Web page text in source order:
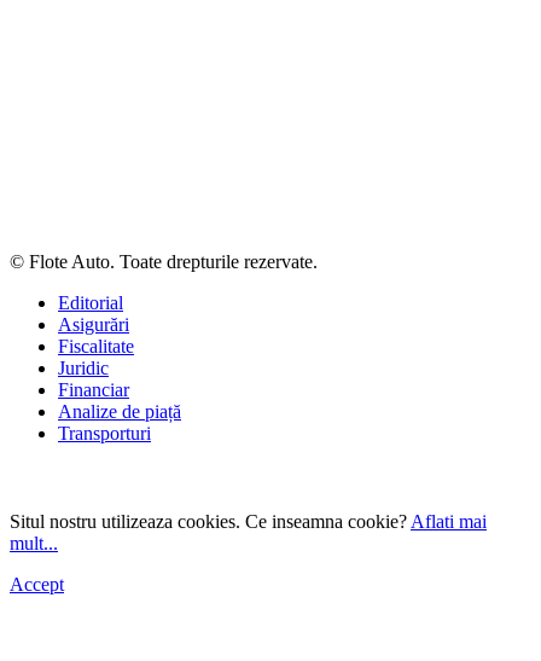
© Flote Auto. Toate drepturile rezervate.
Editorial
Asigurări
Fiscalitate
Juridic
Financiar
Analize de piață
Transporturi
Situl nostru utilizeaza cookies. Ce inseamna cookie? Aflati mai
mult...
Accept